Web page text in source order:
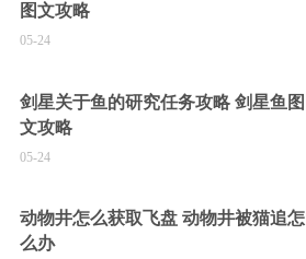
图文攻略
05-24
剑星关于鱼的研究任务攻略 剑星鱼图
文攻略
05-24
动物井怎么获取飞盘 动物井被猫追怎
么办